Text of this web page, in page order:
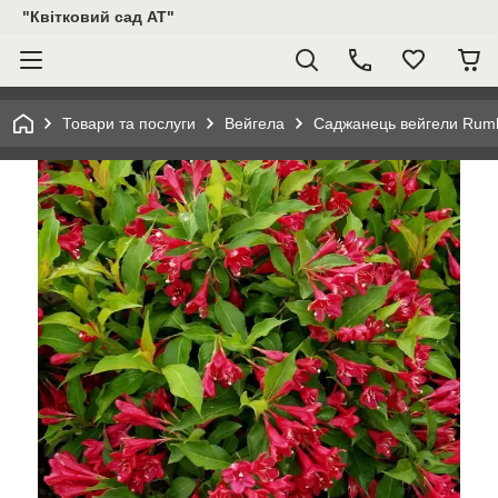
"Квітковий сад АТ"
Товари та послуги Вейгела Саджанець вейгели